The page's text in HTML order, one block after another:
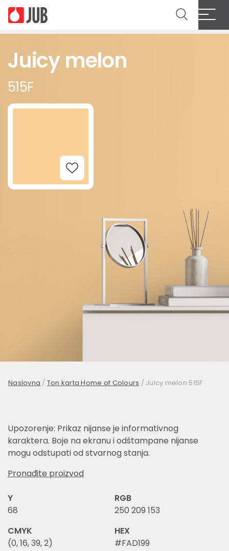
Juicy melon
515F
Add to Wishlist
Naslovna / Ton karta Home of Colours / Juicy melon 515F
Upozorenje: Prikaz nijanse je informativnog
karaktera. Boje na ekranu i odštampane nijanse
mogu odstupati od stvarnog stanja.
Pronađite proizvod
Y
68
RGB
250 209 153
CMYK
(0, 16, 39, 2)
HEX
#FAD199